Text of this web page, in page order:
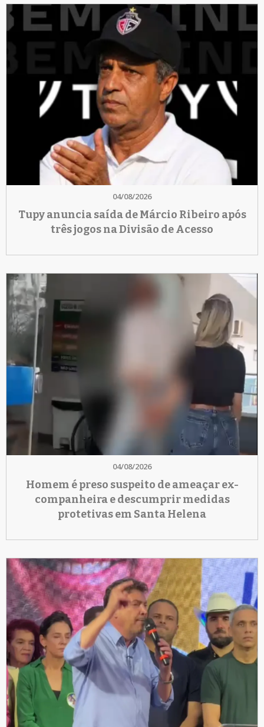
04/08/2026
Tupy anuncia saída de Márcio Ribeiro após
três jogos na Divisão de Acesso
04/08/2026
Homem é preso suspeito de ameaçar ex-
companheira e descumprir medidas
protetivas em Santa Helena